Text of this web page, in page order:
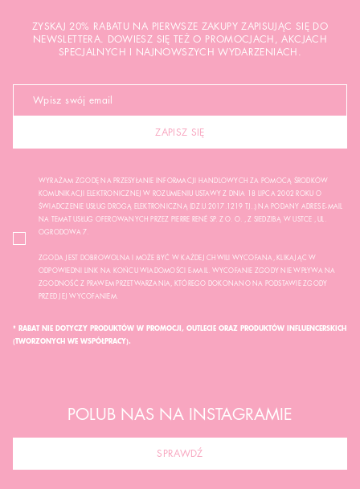
ZYSKAJ 20% RABATU NA PIERWSZE ZAKUPY ZAPISUJĄC SIĘ DO
NEWSLETTERA. DOWIESZ SIĘ TEŻ O PROMOCJACH, AKCJACH
SPECJALNYCH I NAJNOWSZYCH WYDARZENIACH.
ZAPISZ SIĘ
WYRAŻAM ZGODĘ NA PRZESYŁANIE INFORMACJI HANDLOWYCH ZA POMOCĄ ŚRODKÓW
KOMUNIKACJI ELEKTRONICZNEJ W ROZUMIENIU USTAWY Z DNIA 18 LIPCA 2002 ROKU O
ŚWIADCZENIE USŁUG DROGĄ ELEKTRONICZNĄ (DZ.U.2017.1219 TJ..) NA PODANY ADRES E-MAIL
NA TEMAT USŁUG OFEROWANYCH PRZEZ PIERRE RENÉ SP. Z O. O. , Z SIEDZIBĄ W USTCE , UL.
OGRODOWA 7.
ZGODA JEST DOBROWOLNA I MOŻE BYĆ W KAŻDEJ CHWILI WYCOFANA, KLIKAJĄC W
ODPOWIEDNI LINK NA KOŃCU WIADOMOŚCI E-MAIL. WYCOFANIE ZGODY NIE WPŁYWA NA
ZGODNOŚĆ Z PRAWEM PRZETWARZANIA, KTÓREGO DOKONANO NA PODSTAWIE ZGODY
PRZED JEJ WYCOFANIEM.
* RABAT NIE DOTYCZY PRODUKTÓW W PROMOCJI, OUTLECIE ORAZ PRODUKTÓW INFLUENCERSKICH
(TWORZONYCH WE WSPÓŁPRACY).
POLUB NAS NA INSTAGRAMIE
SPRAWDŹ